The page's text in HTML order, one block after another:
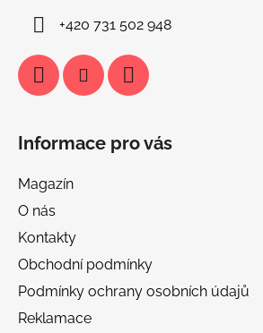
+420 731 502 948
Informace pro vás
Magazín
O nás
Kontakty
Obchodní podmínky
Podmínky ochrany osobních údajů
Reklamace